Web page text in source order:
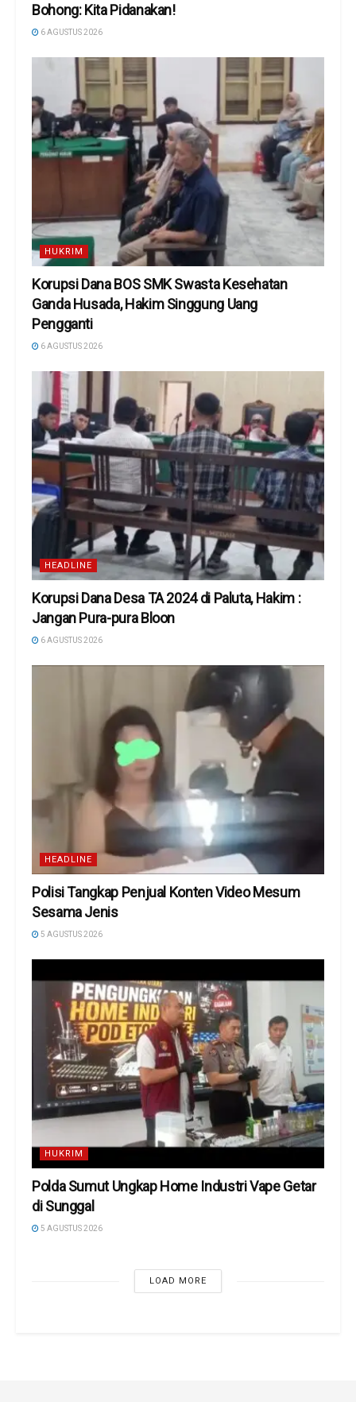
Bohong: Kita Pidanakan!
6 AGUSTUS 2026
HUKRIM
Korupsi Dana BOS SMK Swasta Kesehatan
Ganda Husada, Hakim Singgung Uang
Pengganti
6 AGUSTUS 2026
HEADLINE
Korupsi Dana Desa TA 2024 di Paluta, Hakim :
Jangan Pura-pura Bloon
6 AGUSTUS 2026
HEADLINE
Polisi Tangkap Penjual Konten Video Mesum
Sesama Jenis
5 AGUSTUS 2026
HUKRIM
Polda Sumut Ungkap Home Industri Vape Getar
di Sunggal
5 AGUSTUS 2026
LOAD MORE